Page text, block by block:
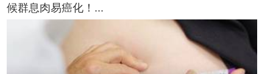
候群息肉易癌化！...